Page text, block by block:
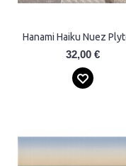
32,00 €